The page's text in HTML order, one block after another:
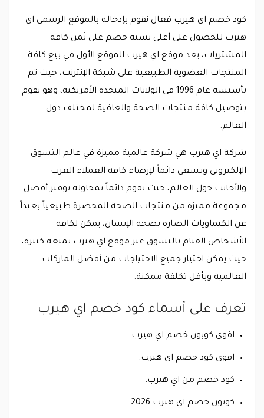
كود خصم اي هيرب فعال نقوم بإدخاله بالموقع الرسمي اي
هيرب للحصول على أعلى نسبة خصم على ثمن كافة
المشتريات، يعد موقع اي هيرب الموقع الأول في بيع كافة
المنتجات العضوية الطبيعية على شبكة الإنترنت، حيث تم
تأسيسه عام 1996 في الولايات المتحدة الأمريكية، وهو يقوم
بتوصيل كافة منتجات الصحة والعافية لمختلف دول
العالم.
شركة اي هيرب هي شركة عالمية مميزة في عالم التسوق
الإلكتروني وتسعى دائماً لإرضاء كافة العملاء العرب
والأجانب حول العالم، حيث تقوم دائماً بمحاولة توفير أفضل
مجموعة مميزة من منتجات الصحة المحضرة طبيعياً بعيداً
عن الكيماويات الضارة بصحة الإنسان، يمكن لكافة
الأشخاص القيام بالتسوق عبر موقع اي هيرب بمتعة كبيرة،
حيث يمكن اختيار جميع الاحتياجات من أفضل الماركات
العالمية وبأقل تكلفة ممكنة.
تعرف على أسماء كود خصم اي هيرب
اقوى كوبون خصم اي هيرب.
اقوى كود خصم اي هيرب.
كود خصم من اي هيرب.
كوبون خصم اي هيرب 2026.